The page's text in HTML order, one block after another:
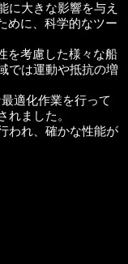
に大きな影響を与え
めに、科学的なツー
を考慮した様々な船
では運動や抵抗の増
適化作業を行って
ました。
われ、確かな性能が